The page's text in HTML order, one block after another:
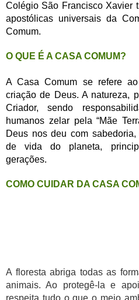
Colégio São Francisco Xavier
apostólicas universais da
Comum.
O QUE É A CASA COMUM?
A Casa Comum se refere
criação de Deus. A natureza,
Criador, sendo
humanos zelar pela “Mãe
Deus nos deu com
de vida do planeta,
gerações.
COMO CUIDAR DA CASA
A floresta abriga todas as
animais. Ao protegê-la e